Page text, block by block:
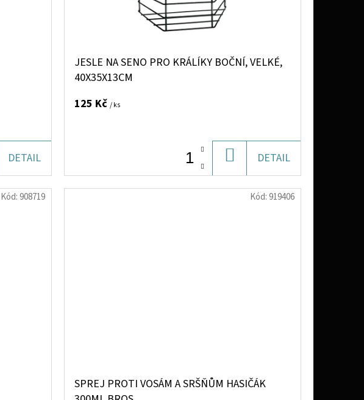
DETAIL
JESLE NA SENO PRO KRÁLÍKY BOČNÍ, VELKÉ,
40X35X13CM
125 Kč / ks
KOŠÍKU
DETAIL
Kód:908719
SPREJ PROTI VOSÁM A SRŠŇŮM HASIČÁK
Kód:919406